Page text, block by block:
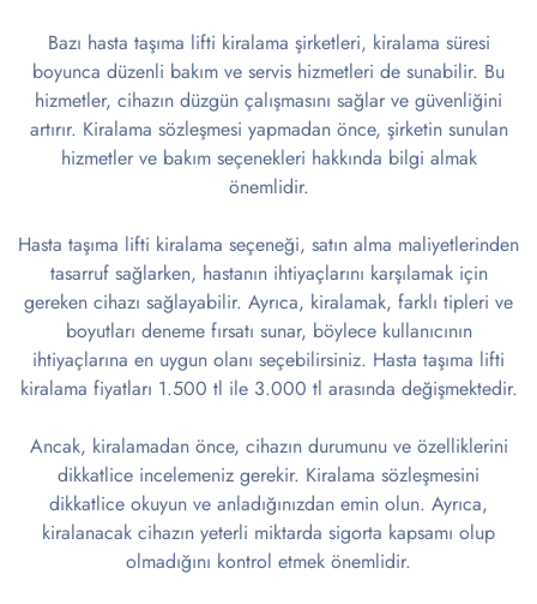
Bazı hasta taşıma lifti kiralama şirketleri, kiralama süresi
boyunca düzenli bakım ve servis hizmetleri de sunabilir. Bu
hizmetler, cihazın düzgün çalışmasını sağlar ve güvenliğini
artırır. Kiralama sözleşmesi yapmadan önce, şirketin sunulan
hizmetler ve bakım seçenekleri hakkında bilgi almak
önemlidir.
Hasta taşıma lifti kiralama seçeneği, satın alma maliyetlerinden
tasarruf sağlarken, hastanın ihtiyaçlarını karşılamak için
gereken cihazı sağlayabilir. Ayrıca, kiralamak, farklı tipleri ve
boyutları deneme fırsatı sunar, böylece kullanıcının
ihtiyaçlarına en uygun olanı seçebilirsiniz. Hasta taşıma lifti
kiralama fiyatları 1.500 tl ile 3.000 tl arasında değişmektedir.
Ancak, kiralamadan önce, cihazın durumunu ve özelliklerini
dikkatlice incelemeniz gerekir. Kiralama sözleşmesini
dikkatlice okuyun ve anladığınızdan emin olun. Ayrıca,
kiralanacak cihazın yeterli miktarda sigorta kapsamı olup
olmadığını kontrol etmek önemlidir.